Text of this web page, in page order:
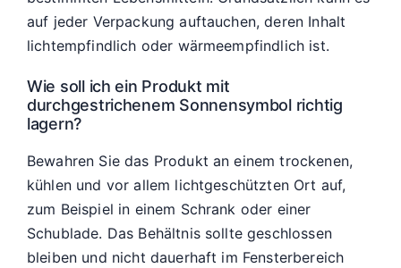
auf jeder Verpackung auftauchen, deren Inhalt
lichtempfindlich oder wärmeempfindlich ist.
Wie soll ich ein Produkt mit
durchgestrichenem Sonnensymbol richtig
lagern?
Bewahren Sie das Produkt an einem trockenen,
kühlen und vor allem lichtgeschützten Ort auf,
zum Beispiel in einem Schrank oder einer
Schublade. Das Behältnis sollte geschlossen
bleiben und nicht dauerhaft im Fensterbereich